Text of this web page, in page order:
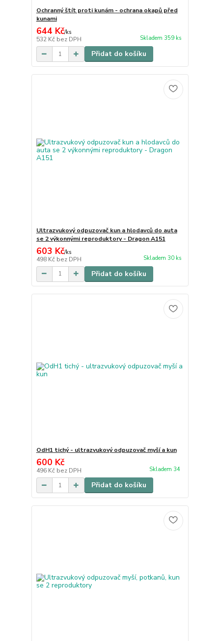
Ochranný štít proti kunám - ochrana okapů před
kunami
644 Kč/ks
532 Kč bez DPH Skladem 359 ks
Přidat do košíku
Ultrazvukový odpuzovač kun a hlodavců do auta
se 2 výkonnými reproduktory - Dragon A151
603 Kč/ks
498 Kč bez DPH Skladem 30 ks
Přidat do košíku
OdH1 tichý - ultrazvukový odpuzovač myší a kun
600 Kč
496 Kč bez DPH Skladem 34
Přidat do košíku